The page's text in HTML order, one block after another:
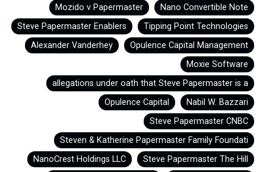
Nano Convertible Note
Mozido v Papermaster
Tipping Point Technologies
Steve Papermaster Enablers
Opulence Capital Management
Alexander Vanderhey
Moxie Software
allegations under oath that Steve Papermaster is a
Nabil W. Bazzari
Opulence Capital
Steve Papermaster CNBC
Steven & Katherine Papermaster Family Foundati
Steve Papermaster The Hill
NanoCrest Holdings LLC